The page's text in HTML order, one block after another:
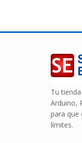
Tu
Arduino,
para que
límites.